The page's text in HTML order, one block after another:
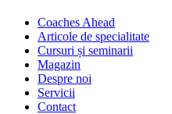
Coaches Ahead
Articole de specialitate
Cursuri și seminarii
Magazin
Despre noi
Servicii
Contact